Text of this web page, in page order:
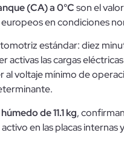
(CA) a 0°Cson el
en condiciones
estándar: diez
las cargas
voltaje mínimo de
de 11.1 kg,
en las placas internas